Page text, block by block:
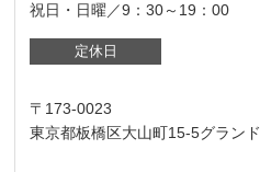
祝日・日曜／9：30～19：00
定休日
〒173-0023
東京都板橋区大山町15-5グラン